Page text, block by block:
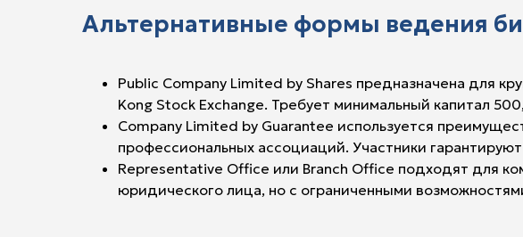
Альтернативные формы ведения
Public Company Limited by Shares предназначена для
Kong Stock Exchange. Требует минимальный капитал
Company Limited by Guarantee используется
профессиональных ассоциаций. Участники
Representative Office или Branch Office подходят для
юридического лица, но с ограниченными